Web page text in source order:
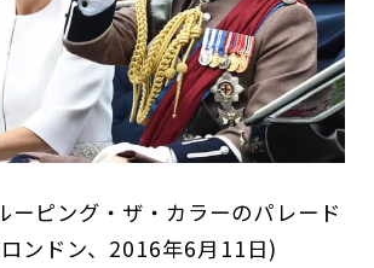
ーピング・ザ・カラーのパレード
ンドン、2016年6月11日)